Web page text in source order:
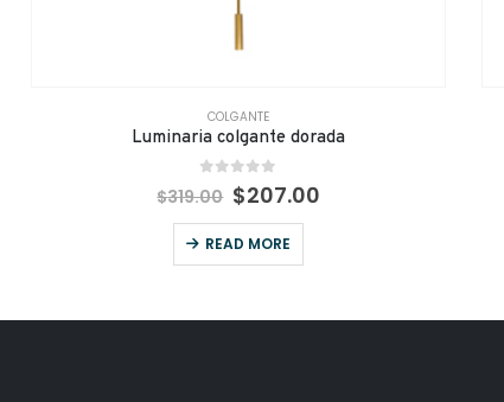
COLGANTE
Luminaria colgante dorada
out of 5
$319.00 $207.00
READ MORE